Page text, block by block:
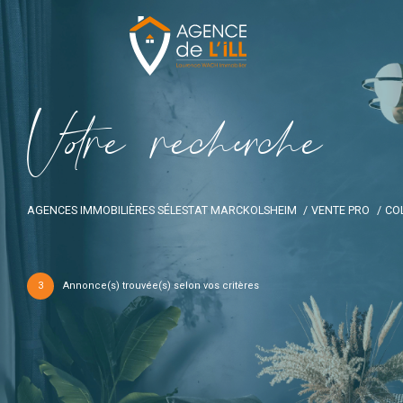
Vore recece
AGENCES IMMOBILIÈRES SÉLESTAT MARCKOLSHEIM VENTE PRO
3 Annonce(s) trouvée(s) selon vos critères